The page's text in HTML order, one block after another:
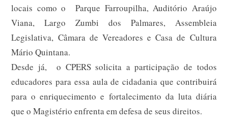
locais como o Parque Farroupilha, Auditório Araújo
Viana, Largo Zumbi dos Palmares, Assembleia
Legislativa, Câmara de Vereadores e Casa de Cultura
Mário Quintana.
Desde já, o CPERS solicita a participação de todos
educadores para essa aula de cidadania que contribuirá
para o enriquecimento e fortalecimento da luta diária
que o Magistério enfrenta em defesa de seus direitos.